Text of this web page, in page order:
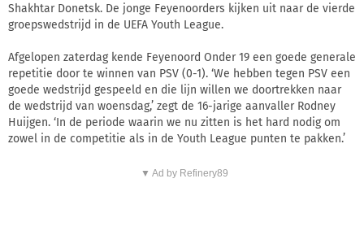
Shakhtar Donetsk. De jonge Feyenoorders kijken uit naar de vierde
groepswedstrijd in de UEFA Youth League.
Afgelopen zaterdag kende Feyenoord Onder 19 een goede generale
repetitie door te winnen van PSV (0-1). ‘We hebben tegen PSV een
goede wedstrijd gespeeld en die lijn willen we doortrekken naar
de wedstrijd van woensdag,’ zegt de 16-jarige aanvaller Rodney
Huijgen. ‘In de periode waarin we nu zitten is het hard nodig om
zowel in de competitie als in de Youth League punten te pakken.’
▼ Ad by Refinery89